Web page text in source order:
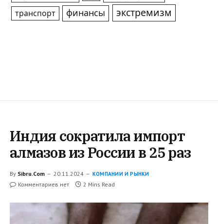
транспорт финансы экстремизм
Индия сократила импорт
алмазов из России в 25 раз
By Sibru.Com 20.11.2024 КОМПАНИИ И РЫНКИ
Комментариев нет 2 Mins Read